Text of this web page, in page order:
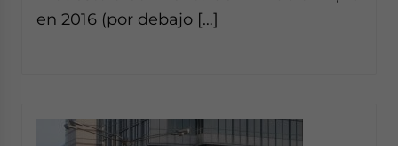
en 2016 (por debajo […]